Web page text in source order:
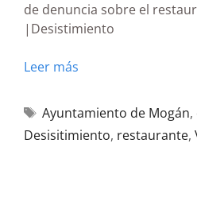
de denuncia sobre el
|Desistimiento
Leer más
Ayuntamiento de Mogán,
Desisitimiento, restaurante,